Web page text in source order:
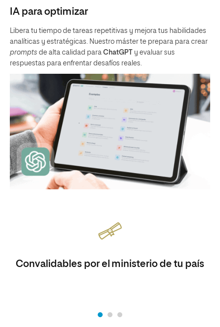
IA para optimizar
Libera tu tiempo de tareas repetitivas y mejora tus habilidades
analíticas y estratégicas. Nuestro máster te prepara para crear
prompts de alta calidad para ChatGPT
y evaluar sus
respuestas para enfrentar desafíos reales.
Convalidables por el ministerio de tu país